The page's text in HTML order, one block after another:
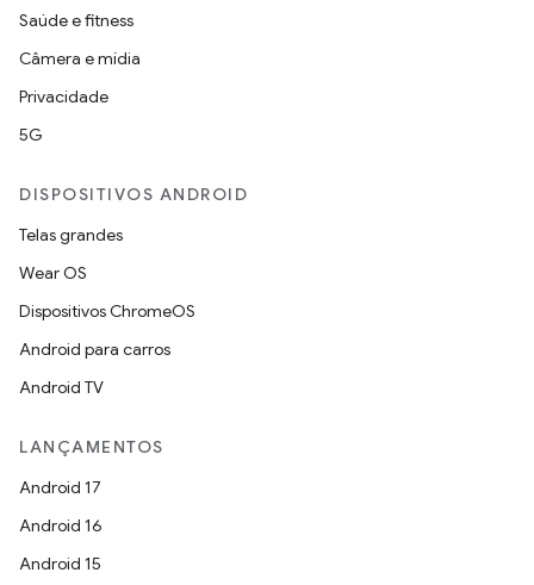
Saúde e fitness
Câmera e mídia
Privacidade
5G
DISPOSITIVOS ANDROID
Telas grandes
Wear OS
Dispositivos ChromeOS
Android para carros
Android TV
LANÇAMENTOS
Android 17
Android 16
Android 15